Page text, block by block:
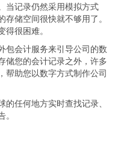
当记录仍然采用模拟方式
存储空间很快就不够用了。
很困难。
包会计服务来引导公司的数
储您的会计记录之外，许多
帮助您以数字方式制作公司
任何地方实时查找记录、